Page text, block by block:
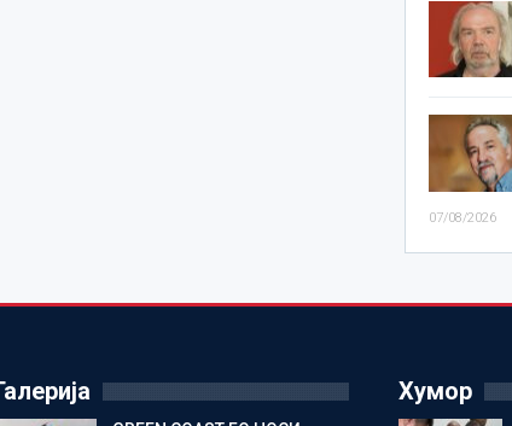
07/08/2026
Хумор